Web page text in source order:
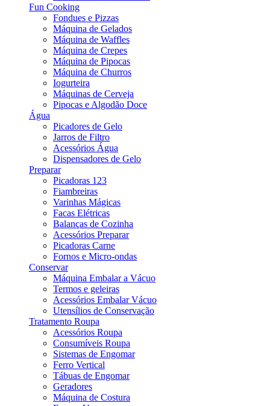
Fun Cooking
Fondues e Pizzas
Máquina de Gelados
Máquina de Waffles
Máquina de Crepes
Máquina de Pipocas
Máquina de Churros
Iogurteira
Máquinas de Cerveja
Pipocas e Algodão Doce
Água
Picadores de Gelo
Jarros de Filtro
Acessórios Água
Dispensadores de Gelo
Preparar
Picadoras 123
Fiambreiras
Varinhas Mágicas
Facas Elétricas
Balanças de Cozinha
Acessórios Preparar
Picadoras Carne
Fornos e Micro-ondas
Conservar
Máquina Embalar a Vácuo
Termos e geleiras
Acessórios Embalar Vácuo
Utensílios de Conservação
Tratamento Roupa
Acessórios Roupa
Consumíveis Roupa
Sistemas de Engomar
Ferro Vertical
Tábuas de Engomar
Geradores
Máquina de Costura